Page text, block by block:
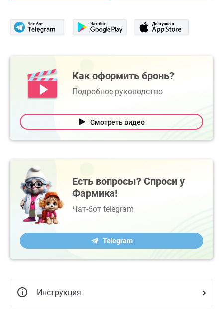
Как оформить бронь?
Подробное руководство
Смотреть видео
Есть вопросы? Спроси у
Фармика!
Чат-бот telegram
Telegram
Инструкция